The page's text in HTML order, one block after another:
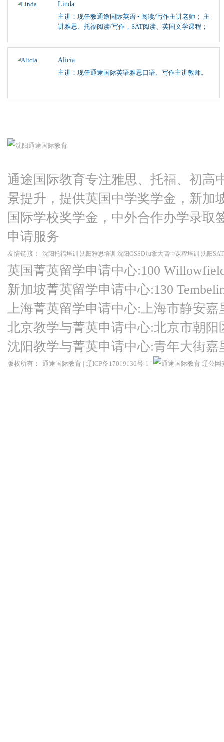
Linda
主讲：现任教通途国际英语 • 阅读/写作主讲老师； 主
讲雅思、托福阅读/写作，SAT阅读、英国文学课程；
Alicia
主讲：现任通途国际英语雅思口语、写作主讲教师。
通途国际教育专注雅思、托福、初高
景提升，提供英国中学奖学金，新加
国际学校奖学金，中外合作办学录取
申请服务
友情链接： 沈阳托福培训 沈阳雅思培训 沈阳OSSD加拿大高中课程培训 沈阳
英国菁英留学申请中心:100
新加坡菁英留学申请中心:130
上海菁英留学申请中心:上海市静安嘉
北京教学与菁英申请中心:北京市朝
沈阳教学与菁英申请中心:青年大街
版权所有： 通途国际教育 | 辽ICP备17019130号-1 | 辽公网